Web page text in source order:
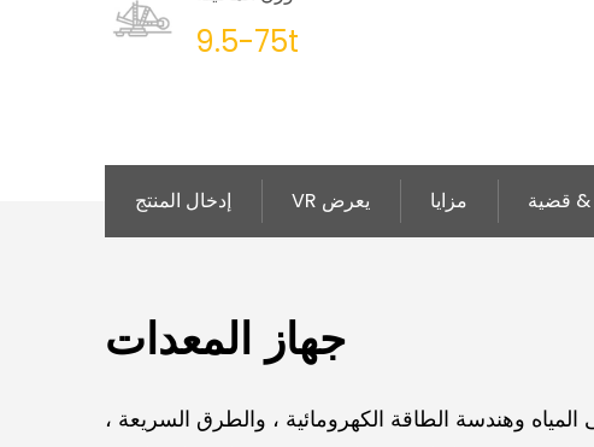
9.5-75t
إدخال المنتج VR يعرض مزايا قضية
جهاز المعدات
وهندسة الطاقة الكهرومائية ، والطرق السريعة ،